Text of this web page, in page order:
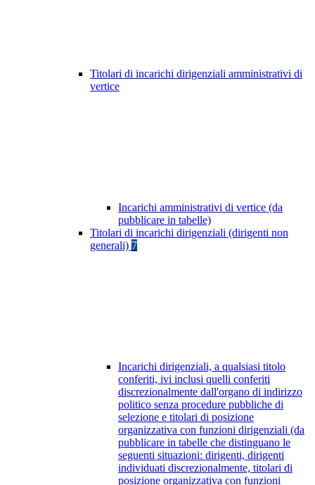
Titolari di incarichi dirigenziali amministrativi di
vertice
Incarichi amministrativi di vertice (da
pubblicare in tabelle)
Titolari di incarichi dirigenziali (dirigenti non
generali) 7
Incarichi dirigenziali, a qualsiasi titolo
conferiti, ivi inclusi quelli conferiti
discrezionalmente dall'organo di indirizzo
politico senza procedure pubbliche di
selezione e titolari di posizione
organizzativa con funzioni dirigenziali (da
pubblicare in tabelle che distinguano le
seguenti situazioni: dirigenti, dirigenti
individuati discrezionalmente, titolari di
posizione organizzativa con funzioni